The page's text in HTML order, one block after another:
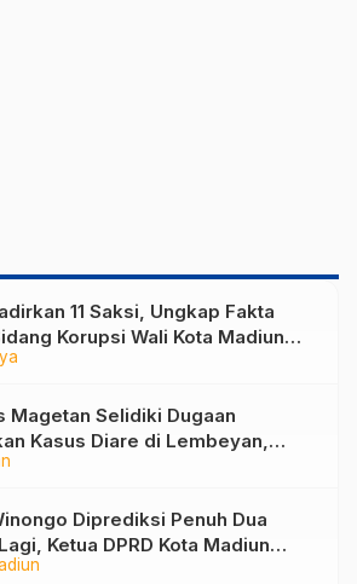
11 Saksi, Ungkap Fakta
Korupsi Wali Kota Madiun
Maidi
Magetan Selidiki Dugaan
Kasus Diare di Lembeyan,
Penyelidikan Epidemiologi
Diprediksi Penuh Dua
Ketua DPRD Kota Madiun
Percepat Penanganan